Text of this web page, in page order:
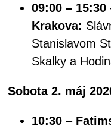
09:00 – 15:30
Krakova:
Stanislavom
Skalky a
Sobota 2. máj
10:30 –